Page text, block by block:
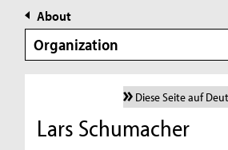
About
Organization
Diese Seite auf
Lars Schumacher